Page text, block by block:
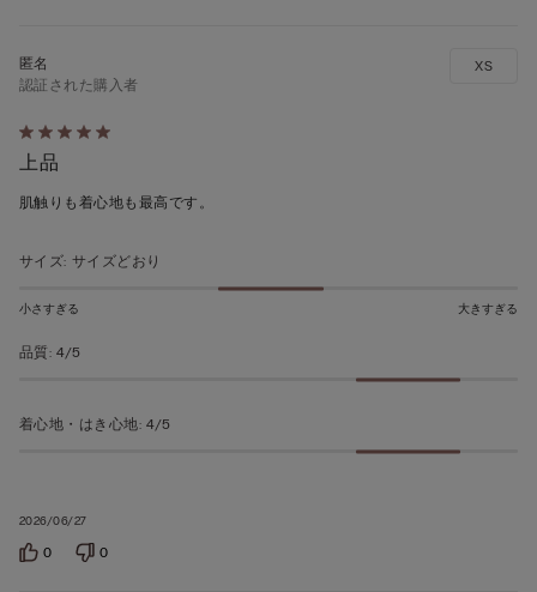
5
段
階
う
5
2026/06/27
認証された購入者
上品
肌触りも着心地も最高です。
XS
サイズ: サイズどおり
小さすぎる 大きすぎる
品質: 4/5
着心地・はき心地: 4/5
0 0